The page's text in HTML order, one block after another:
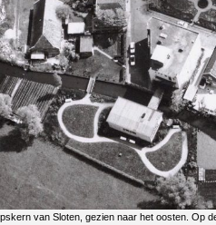
van Sloten, gezien naar het oosten. Op